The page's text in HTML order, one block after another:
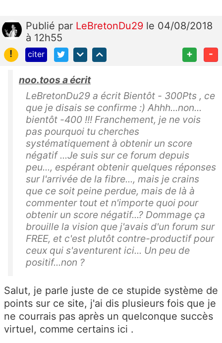
Publié par LeBretonDu29 le 04/08/2018
à 12h55
!
citer + -
noo.toos a écrit
LeBretonDu29 a écrit Bientôt - 300Pts , ce
que je disais se confirme :) Ahhh...non...
bientôt -400 !!! Franchement, je ne vois
pas pourquoi tu cherches
systématiquement à obtenir un score
négatif ...Je suis sur ce forum depuis
peu..., espérant obtenir quelques réponses
sur l'arrivée de la fibre..., mais je crains
que ce soit peine perdue, mais de là à
commenter tout et n'importe quoi pour
obtenir un score négatif...? Dommage ça
brouille la vision que j'avais d'un forum sur
FREE, et c'est plutôt contre-productif pour
ceux qui s'aventurent ici... Un peu de
positif...non ?
Salut, je parle juste de ce stupide système de
points sur ce site, j'ai dis plusieurs fois que je
ne courrais pas après un quelconque succès
virtuel, comme certains ici .